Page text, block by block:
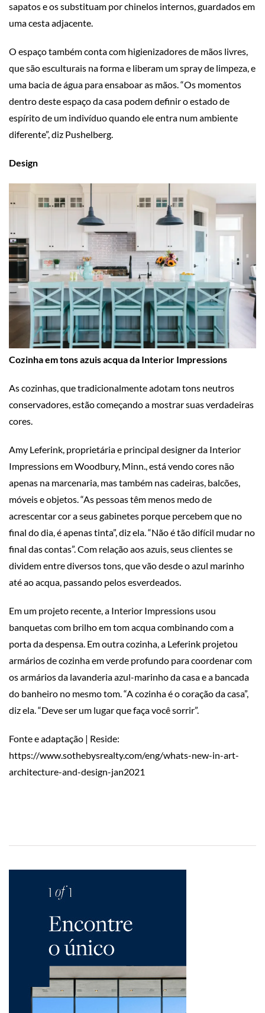
sapatos e os substituam por chinelos internos, guardados em
uma cesta adjacente.
O espaço também conta com higienizadores de mãos livres,
que são esculturais na forma e liberam um spray de limpeza, e
uma bacia de água para ensaboar as mãos. “Os momentos
dentro deste espaço da casa podem definir o estado de
espírito de um indivíduo quando ele entra num ambiente
diferente”, diz Pushelberg.
Design
Cozinha em tons azuis acqua da Interior Impressions
As cozinhas, que tradicionalmente adotam tons neutros
conservadores, estão começando a mostrar suas verdadeiras
cores.
Amy Leferink, proprietária e principal designer da Interior
Impressions em Woodbury, Minn., está vendo cores não
apenas na marcenaria, mas também nas cadeiras, balcões,
móveis e objetos. “As pessoas têm menos medo de
acrescentar cor a seus gabinetes porque percebem que no
final do dia, é apenas tinta”, diz ela. “Não é tão difícil mudar no
final das contas”. Com relação aos azuis, seus clientes se
dividem entre diversos tons, que vão desde o azul marinho
até ao acqua, passando pelos esverdeados.
Em um projeto recente, a Interior Impressions usou
banquetas com brilho em tom acqua combinando com a
porta da despensa. Em outra cozinha, a Leferink projetou
armários de cozinha em verde profundo para coordenar com
os armários da lavanderia azul-marinho da casa e a bancada
do banheiro no mesmo tom. “A cozinha é o coração da casa”,
diz ela. “Deve ser um lugar que faça você sorrir”.
Fonte e adaptação | Reside:
https://www.sothebysrealty.com/eng/whats-new-in-art-
architecture-and-design-jan2021